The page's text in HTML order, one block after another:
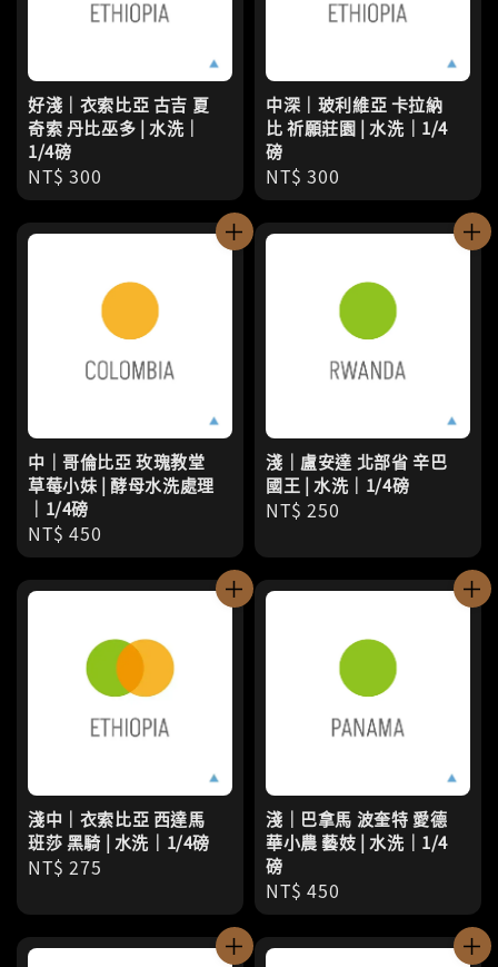
好淺｜衣索比亞 古吉 夏
奇索 丹比巫多 | 水洗｜
1/4磅
Regular
price
NT$ 300
中深｜玻利維亞 卡拉納
比 祈願莊園 | 水洗｜1/4
磅
Regular
price
NT$ 300
中｜哥倫比亞 玫瑰教堂
草莓小妹 | 酵母水洗處理
｜1/4磅
Regular
price
NT$ 450
淺｜盧安達 北部省 辛巴
國王 | 水洗｜1/4磅
Regular
NT$ 250
淺中｜衣索比亞 西達馬
班莎 黑騎 | 水洗｜1/4磅
Regular
NT$ 275
淺｜巴拿馬 波奎特 愛德
華小農 藝妓 | 水洗｜1/4
磅
Regular
price
NT$ 450